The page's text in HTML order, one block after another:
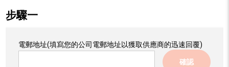
步驟一
電郵地址(填寫您的公司電郵地址以獲取供應商的迅速回覆)
確認